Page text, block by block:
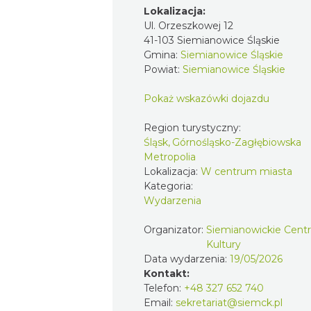
Lokalizacja:
Ul. Orzeszkowej 12
41-103 Siemianowice Śląskie
Gmina: Siemianowice Śląskie
Powiat: Siemianowice Śląskie
Pokaż wskazówki dojazdu
Region turystyczny:
Śląsk, Górnośląsko-Zagłębiowska
Metropolia
Lokalizacja: W centrum miasta
Kategoria:
Wydarzenia
Organizator: Siemianowickie
Kultury
Data wydarzenia: 19/05/2026
Kontakt:
Telefon: +48 327 652 740
Email: sekretariat@siemck.pl